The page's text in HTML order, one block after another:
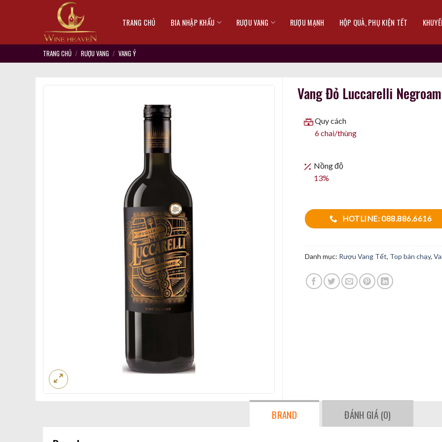
TRANG CHỦ BIA NHẬP KHẨU RƯỢU VANG RƯỢU MẠNH HỘP QUÀ, PHỤ KIỆN TẾT
TRANG CHỦ / RƯỢU VANG / VANG Ý
Vang Đỏ Luccarelli
Quy cách
6 chai/thùng
Nồng độ
13%
HOTLINE: 088.886.6616
Danh mục: Rượu Vang Tết, Top bán chạy,
BRAND ĐÁNH GIÁ (0)